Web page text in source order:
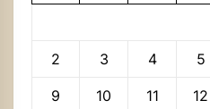
2 3 4 5
9 10 11 12